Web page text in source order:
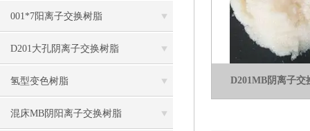
001*7阳离子交换树脂
D201大孔阴离子交换树脂
氢型变色树脂
混床MB阴阳离子交换树脂
D201MB阴离子交